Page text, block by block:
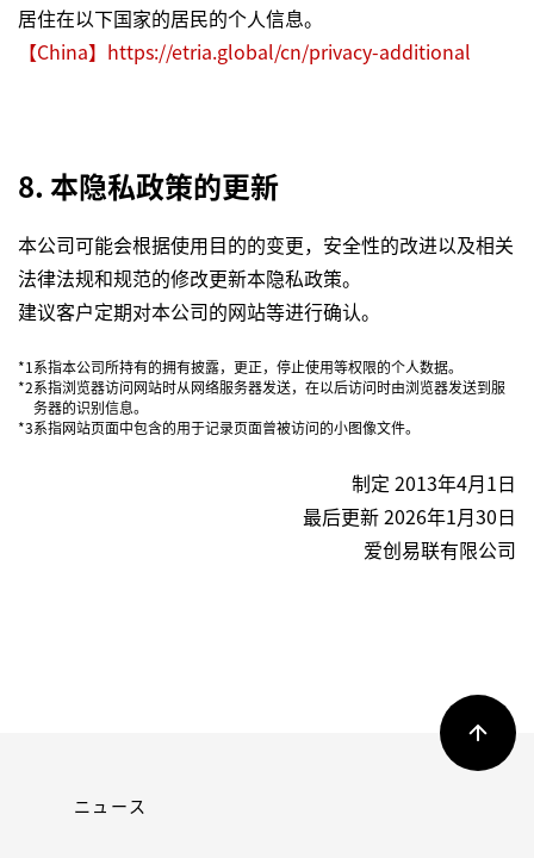
居住在以下国家的居民的个人信息。
【China】https://etria.global/cn/privacy-additional
8. 本隐私政策的更新
本公司可能会根据使用目的的变更，安全性的改进以及相关
法律法规和规范的修改更新本隐私政策。
建议客户定期对本公司的网站等进行确认。
*1系指本公司所持有的拥有披露，更正，停止使用等权限的个人数据。
*2系指浏览器访问网站时从网络服务器发送，在以后访问时由浏览器发送到服
务器的识别信息。
*3系指网站页面中包含的用于记录页面曾被访问的小图像文件。
制定 2013年4月1日
最后更新 2026年1月30日
爱创易联有限公司
ニュース